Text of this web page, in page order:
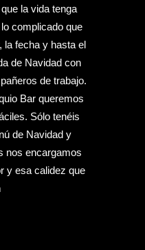
la vida tenga
complicado que
la fecha y hasta el
de Navidad con
de trabajo.
Bar queremos
Sólo tenéis
de Navidad y
nos encargamos
y esa calidez que